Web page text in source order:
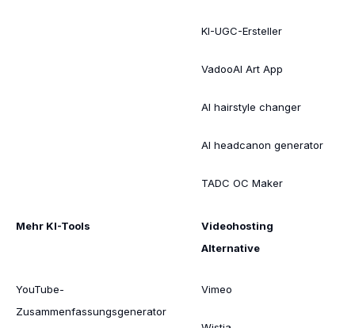
KI-UGC-Ersteller
VadooAI Art App
AI hairstyle changer
AI headcanon generator
TADC OC Maker
Mehr KI-Tools
YouTube-
Zusammenfassungsgenerator
Videohosting
Alternative
Vimeo